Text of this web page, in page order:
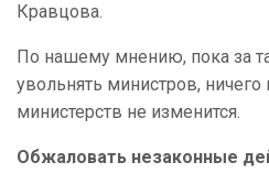
Кравцова.
По нашему мнению, пока за
увольнять министров, ничего
министерств не изменится.
Обжаловать незаконные